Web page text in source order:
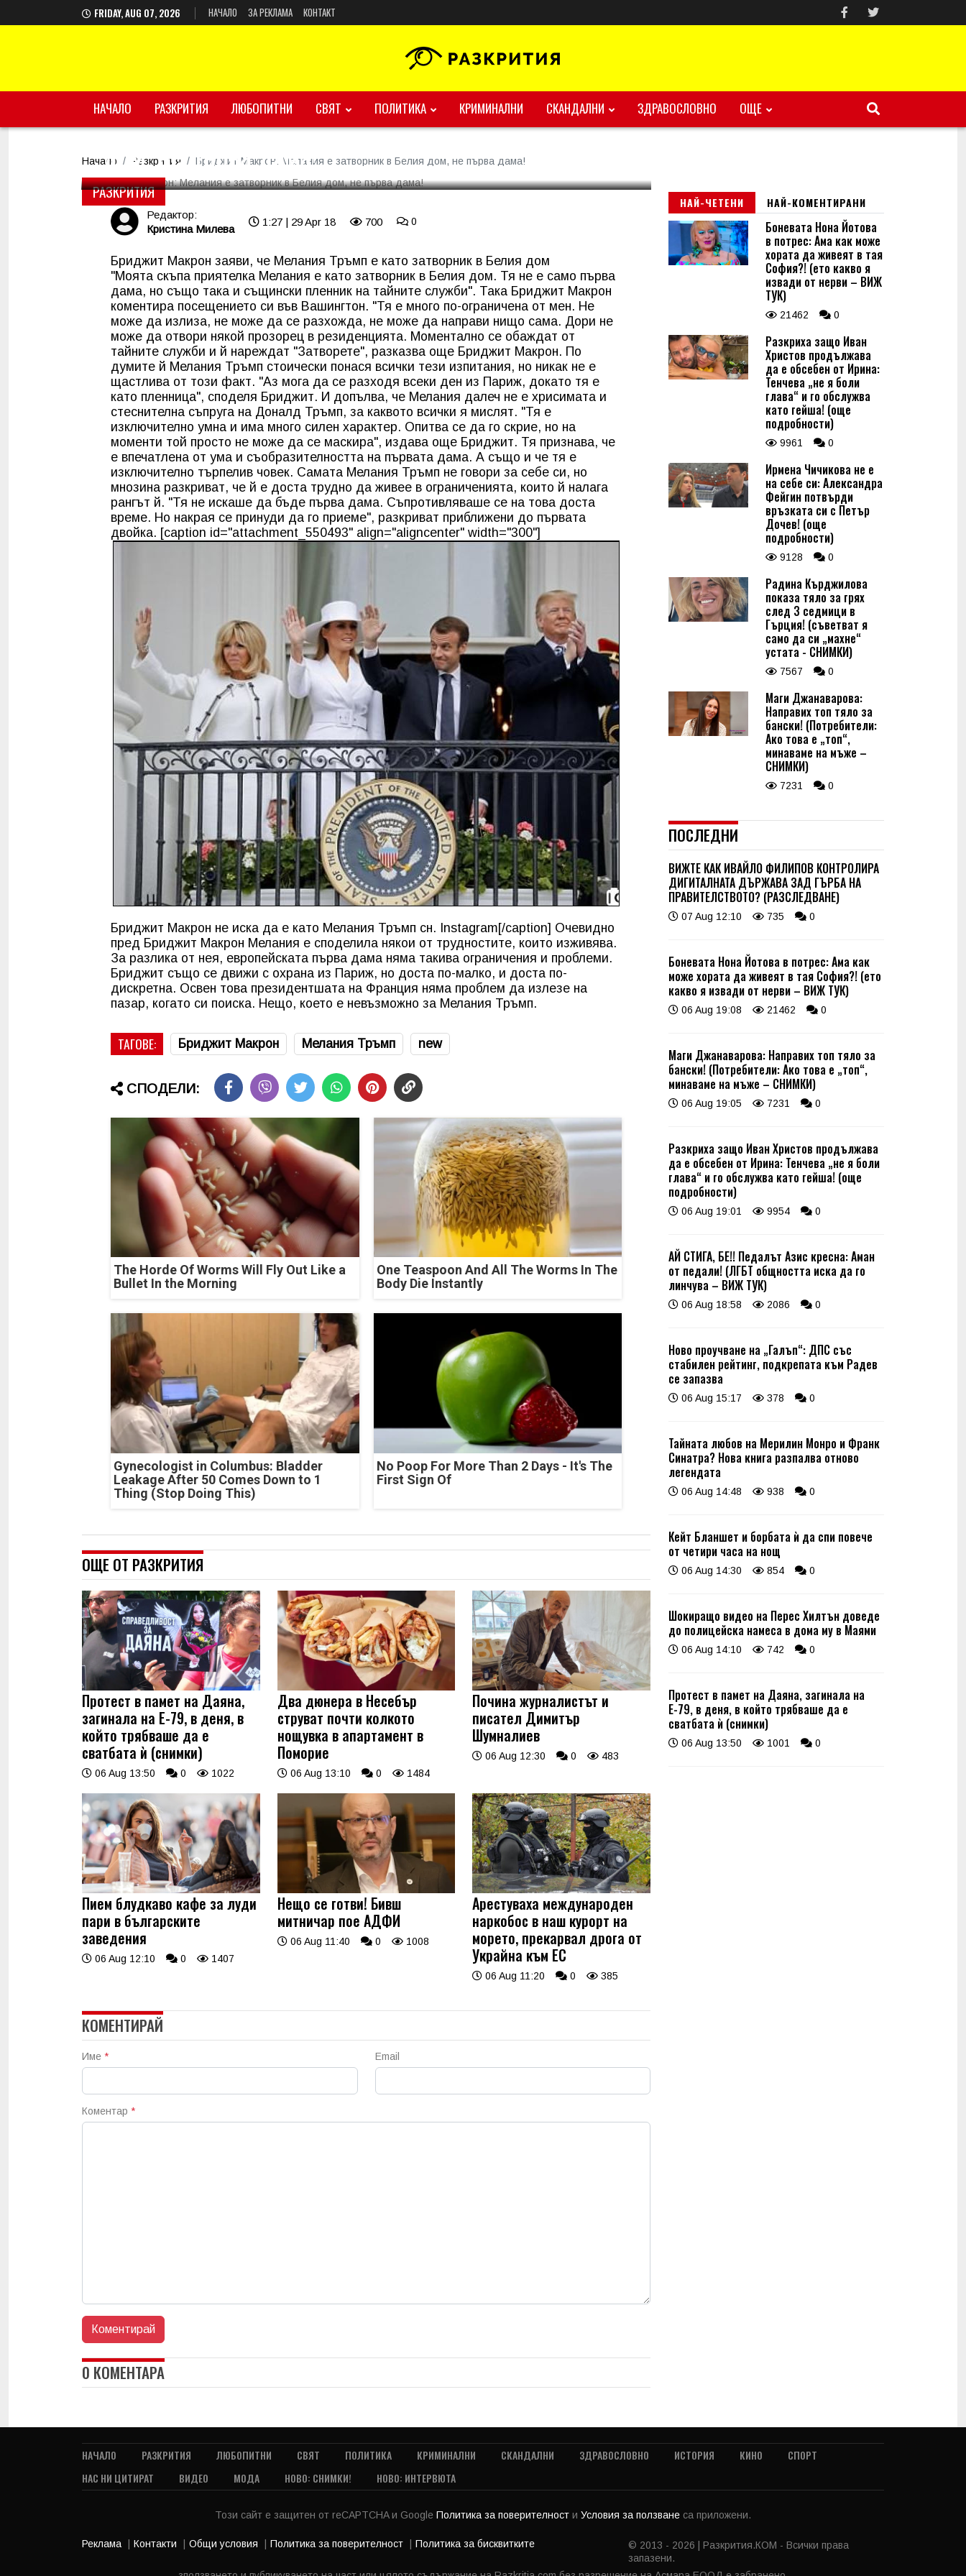
FRIDAY, AUG 07, 2026 НАЧАЛО ЗА РЕКЛАМА КОНТАКТ
НАЧАЛО РАЗКРИТИЯ ЛЮБОПИТНИ СВЯТ ПОЛИТИКА КРИМИНАЛНИ СКАНДАЛНИ ЗДРАВОСЛОВНО ОЩЕ
Начало Разкрития Бриджит Макрон: Мелания е затворник в Белия дом, не първа дама!
РАЗКРИТИЯ
Бриджит Макрон: Мелания е затворник в Белия
дом, не първа дама!
Редактор:
Кристина Милева
1:27 | 29 Apr 18 700 0
Бриджит Макрон заяви, че Мелания Тръмп е като затворник в Белия дом
"Моята скъпа приятелка Мелания е като затворник в Белия дом. Тя не е само първа
дама, но също така и същински пленник на тайните служби". Така Бриджит Макрон
коментира посещението си във Вашингтон. "Тя е много по-ограничена от мен. Не
може да излиза, не може да се разхожда, не може да направи нищо сама. Дори не
може да отвори някой прозорец в резиденцията. Моментално се обаждат от
тайните служби и й нареждат "Затворете", разказва още Бриджит Макрон. По
думите й Мелания Тръмп стоически понася всички тези изпитания, но никак не е
щастлива от този факт. "Аз мога да се разходя всеки ден из Париж, докато тя е
като пленница", споделя Бриджит. И допълва, че Мелания далеч не е хрисимата и
стеснителна съпруга на Доналд Тръмп, за каквото всички я мислят. "Тя е
изключително умна и има много силен характер. Опитва се да го скрие, но на
моменти той просто не може да се маскира", издава още Бриджит. Тя признава, че
е впечатлена от ума и съобразителността на първата дама. А също и че тя е
изключително търпелив човек. Самата Мелания Тръмп не говори за себе си, но
мнозина разкриват, че й е доста трудно да живее в ограниченията, които й налага
рангът й. "Тя не искаше да бъде първа дама. Съпротивляваше се на това доста
време. Но накрая се принуди да го приеме", разкриват приближени до първата
двойка. [caption id="attachment_550493" align="aligncenter" width="300"]
Бриджит Макрон не иска да е като Мелания Тръмп сн. Instagram[/caption] Очевидно
пред Бриджит Макрон Мелания е споделила някои от трудностите, които изживява.
За разлика от нея, европейската първа дама няма такива ограничения и проблеми.
Бриджит също се движи с охрана из Париж, но доста по-малко, и доста по-
дискретна. Освен това президентшата на Франция няма проблем да излезе на
пазар, когато си поиска. Нещо, което е невъзможно за Мелания Тръмп.
ТАГОВЕ: Бриджит Макрон Мелания Тръмп new
СПОДЕЛИ:
The Horde Of Worms Will Fly Out Like a
Bullet In the Morning
One Teaspoon And All The Worms In The
Body Die Instantly
Gynecologist in Columbus: Bladder
Leakage After 50 Comes Down to 1
Thing (Stop Doing This)
No Poop For More Than 2 Days - It's The
First Sign Of
ОЩЕ ОТ РАЗКРИТИЯ
Протест в памет на Даяна,
загинала на Е-79, в деня, в
който трябваше да е
сватбата ѝ (снимки)
06 Aug 13:50 0 1022
Два дюнера в Несебър
струват почти колкото
нощувка в апартамент в
Поморие
06 Aug 13:10 0 1484
Почина журналистът и
писател Димитър
Шумналиев
06 Aug 12:30 0 483
Пием блудкаво кафе за луди
пари в българските
заведения
06 Aug 12:10 0 1407
Нещо се готви! Бивш
митничар пое АДФИ
06 Aug 11:40 0 1008
Арестуваха международен
наркобос в наш курорт на
морето, прекарвал дрога от
Украйна към ЕС
06 Aug 11:20 0 385
КОМЕНТИРАЙ
Име * Email
Коментар *
0 КОМЕНТАРА
НАЙ-ЧЕТЕНИ НАЙ-КОМЕНТИРАНИ
Боневата Нона Йотова
в потрес: Ама как може
хората да живеят в тая
София?! (ето какво я
извади от нерви – ВИЖ
ТУК)
21462 0
Разкриха защо Иван
Христов продължава
да е обсебен от Ирина:
Тенчева „не я боли
глава“ и го обслужва
като гейша! (още
подробности)
9961 0
Ирмена Чичикова не е
на себе си: Александра
Фейгин потвърди
връзката си с Петър
Дочев! (още
подробности)
9128 0
Радина Кърджилова
показа тяло за грях
след 3 седмици в
Гърция! (съветват я
само да си „махне“
устата - СНИМКИ)
7567 0
Маги Джанаварова:
Направих топ тяло за
бански! (Потребители:
Ако това е „топ“,
минаваме на мъже –
СНИМКИ)
7231 0
ПОСЛЕДНИ
ВИЖТЕ КАК ИВАЙЛО ФИЛИПОВ КОНТРОЛИРА
ДИГИТАЛНАТА ДЪРЖАВА ЗАД ГЪРБА НА
ПРАВИТЕЛСТВОТО? (РАЗСЛЕДВАНЕ)
07 Aug 12:10 735 0
Боневата Нона Йотова в потрес: Ама как
може хората да живеят в тая София?! (ето
какво я извади от нерви – ВИЖ ТУК)
06 Aug 19:08 21462 0
Маги Джанаварова: Направих топ тяло за
бански! (Потребители: Ако това е „топ“,
минаваме на мъже – СНИМКИ)
06 Aug 19:05 7231 0
Разкриха защо Иван Христов продължава
да е обсебен от Ирина: Тенчева „не я боли
глава“ и го обслужва като гейша! (още
подробности)
06 Aug 19:01 9954 0
АЙ СТИГА, БЕ!! Педалът Азис кресна: Аман
от педали! (ЛГБТ общността иска да го
линчува – ВИЖ ТУК)
06 Aug 18:58 2086 0
Ново проучване на „Галъп“: ДПС със
стабилен рейтинг, подкрепата към Радев
се запазва
06 Aug 15:17 378 0
Тайната любов на Мерилин Монро и Франк
Синатра? Нова книга разпалва отново
легендата
06 Aug 14:48 938 0
Кейт Бланшет и борбата ѝ да спи повече
от четири часа на нощ
06 Aug 14:30 854 0
Шокиращо видео на Перес Хилтън доведе
до полицейска намеса в дома му в Маями
06 Aug 14:10 742 0
Протест в памет на Даяна, загинала на
Е-79, в деня, в който трябваше да е
сватбата ѝ (снимки)
06 Aug 13:50 1001 0
НАЧАЛО РАЗКРИТИЯ ЛЮБОПИТНИ СВЯТ ПОЛИТИКА КРИМИНАЛНИ СКАНДАЛНИ ЗДРАВОСЛОВНО ИСТОРИЯ КИНО
СПОРТ
НАС НИ ЦИТИРАТ
ВИДЕО МОДА НОВО: СНИМКИ! НОВО: ИНТЕРВЮТА
Този сайт е защитен от reCAPTCHA и Google Политика за поверителност и Условия за ползване са приложени.
Реклама Контакти Общи условия Политика за поверителност Политика за бисквитките
© 2013 - 2026 | Разкрития.КОМ - Всички права
запазени.